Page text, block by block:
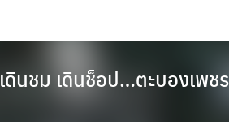
เดินชม เดินช็อป…ตะบองเพ